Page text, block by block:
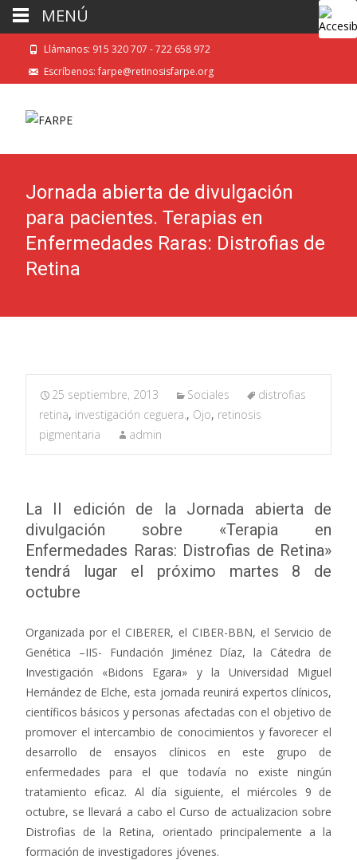
Llámanos: 915 320 707 - 722 658 972
Escríbenos: farpe@retinosisfarpe.org
Jornada abierta de divulgación
para pacientes. Terapias en
Enfermedades Raras: Distrofias de
Retina
25 septiembre, 2013 Sociales
distrofias
retina, investigación ceguera., Ojo, retinosis
pigmentaria
admin
La II edición de la Jornada abierta de
divulgación sobre «Terapia en
Enfermedades Raras: Distrofias de Retina»
tendrá lugar el próximo martes 8 de
octubre
Organizada por el CIBERER, el CIBER-BBN, el Servicio de
Genética –IIS- Fundación Jiménez Díaz, la Cátedra de
Investigación «Bidons Egara» y la Universidad Miguel
Hernández de Elche, esta jornada reunirá expertos clínicos,
científicos básicos y personas afectadas con el objetivo de
promover el intercambio de conocimientos y favorecer el
desarrollo de ensayos clínicos en este grupo de
enfermedades para el que todavía no existe ningún
tratamiento eficaz. Al día siguiente, el miércoles 9 de
octubre, se llevará a cabo el Curso de actualizacion sobre
Distrofias de la Retina, orientado principalemente a la
formación de investigadores jóvenes.
MENÚ